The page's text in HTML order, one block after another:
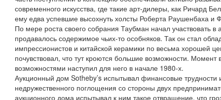
современного искусства, где такие арт-дилеры, как Ричард
ему едва успевшие высохнуть холсты Роберта Раушенбаха и
По мере роста своего собрания Таубман начал участвовать в
продавалось содержимое чьих-то особняков. Так он стал
импрессионистов и китайской керамики по весьма хорошей
почувствовал, что тут кроются большие возможности. Момент
возможностями наступил для него в начале 1980-х.
Аукционный дом Sotheby’s испытывал финансовые трудности
недружественного поглощения со стороны двух
аукционного дома испытывал к ним такое отвращение, что